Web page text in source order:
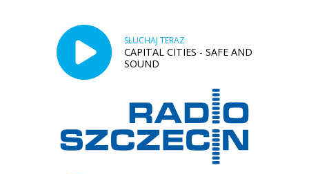
SŁUCHAJ TERAZ
CAPITAL CITIES - SAFE AND
SOUND